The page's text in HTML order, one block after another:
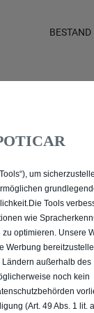
BESTAND
um
Tools
wie
optimieren. Unsere
Werbung
außerhalb des
noch kein
(Art. 49 Abs. 1 lit.